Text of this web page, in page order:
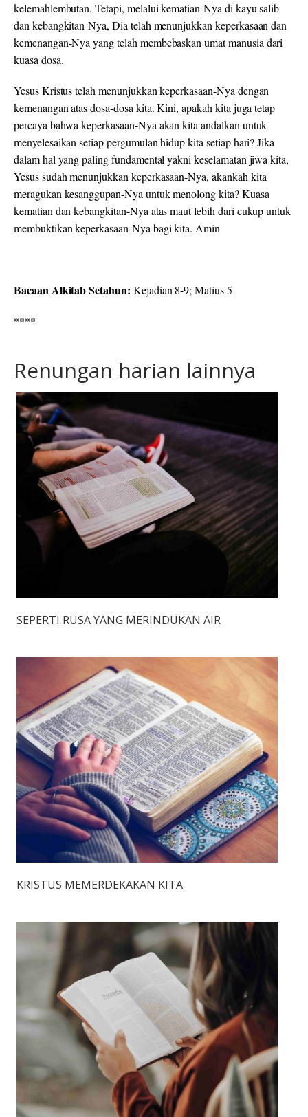
kelemahlembutan. Tetapi, melalui kematian-Nya di kayu salib
dan kebangkitan-Nya, Dia telah menunjukkan keperkasaan dan
kemenangan-Nya yang telah membebaskan umat manusia dari
kuasa dosa.
Yesus Kristus telah menunjukkan keperkasaan-Nya dengan
kemenangan atas dosa-dosa kita. Kini, apakah kita juga tetap
percaya bahwa keperkasaan-Nya akan kita andalkan untuk
menyelesaikan setiap pergumulan hidup kita setiap hari? Jika
dalam hal yang paling fundamental yakni keselamatan jiwa kita,
Yesus sudah menunjukkan keperkasaan-Nya, akankah kita
meragukan kesanggupan-Nya untuk menolong kita? Kuasa
kematian dan kebangkitan-Nya atas maut lebih dari cukup untuk
membuktikan keperkasaan-Nya bagi kita. Amin
Bacaan Alkitab Setahun: Kejadian 8-9; Matius 5
****
Renungan harian lainnya
SEPERTI RUSA YANG MERINDUKAN AIR
KRISTUS MEMERDEKAKAN KITA